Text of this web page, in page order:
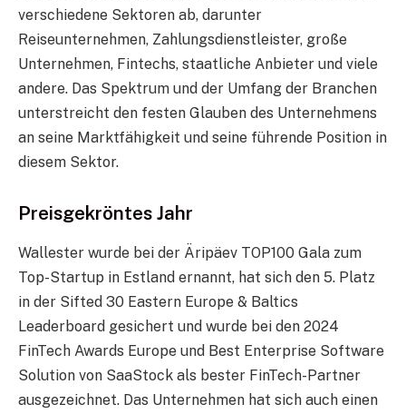
verschiedene Sektoren ab, darunter
Reiseunternehmen, Zahlungsdienstleister, große
Unternehmen, Fintechs, staatliche Anbieter und viele
andere. Das Spektrum und der Umfang der Branchen
unterstreicht den festen Glauben des Unternehmens
an seine Marktfähigkeit und seine führende Position in
diesem Sektor.
Preisgekröntes Jahr
Wallester wurde bei der Äripäev TOP100 Gala zum
Top-Startup in Estland ernannt, hat sich den 5. Platz
in der Sifted 30 Eastern Europe & Baltics
Leaderboard gesichert und wurde bei den 2024
FinTech Awards Europe und Best Enterprise Software
Solution von SaaStock als bester FinTech-Partner
ausgezeichnet. Das Unternehmen hat sich auch einen